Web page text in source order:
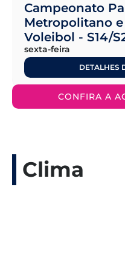
Campeonato
Metropolitano
Voleibol - S14/
sexta-feira
DETALHES
CONFIRA A
Clima